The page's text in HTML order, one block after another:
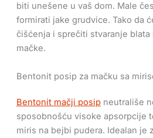
biti unešene u vaš dom. Male
formirati jake grudvice. Tako da
čišćenja i sprečiti stvaranje blata
mačke.
Bentonit posip za mačku sa
Bentonit mačji posipneutrališe
sposobnošću visoke apsorpcije
miris na bejbi pudera. Idealan je